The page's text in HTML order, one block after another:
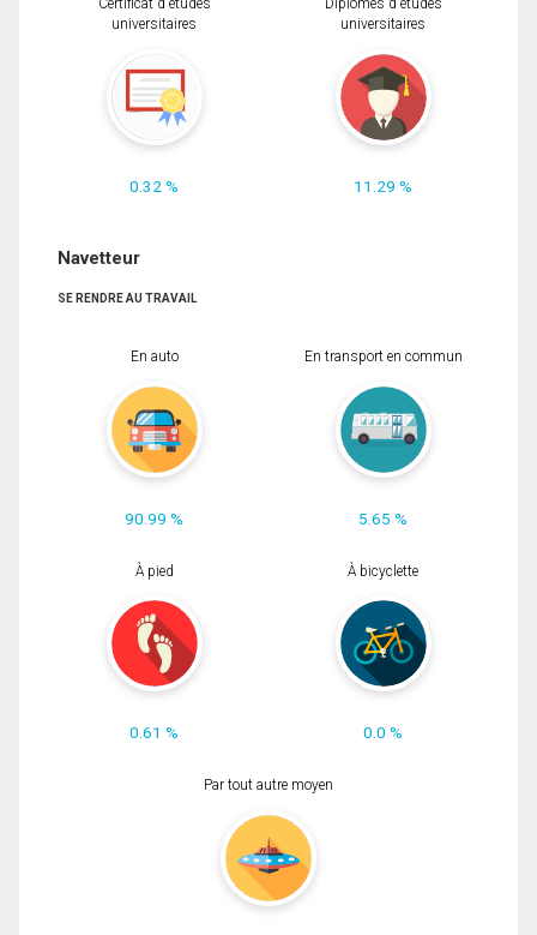
Certificat d'études
universitaires
0.32 %
Diplômes d'études
universitaires
11.29 %
Navetteur
SE RENDRE AU TRAVAIL
En auto
90.99 %
En transport en commun
5.65 %
À pied
0.61 %
À bicyclette
0.0 %
Par tout autre moyen